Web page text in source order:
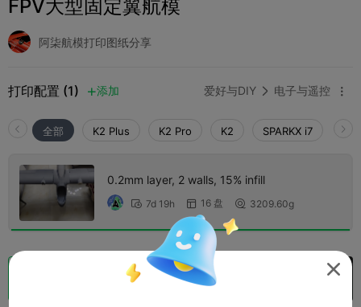
FPV大型固定翼航模
阿柒航模打印图纸分享
打印配置 (1) 添加 爱好与DIY  电子与遥控 
全部 K2 Plus K2 Pro K2 SPARKX i7
0.2mm layer, 2 walls, 15% infill
 7d 19h  16 盘  3209.60g
在 Creality Cloud 中打开 
